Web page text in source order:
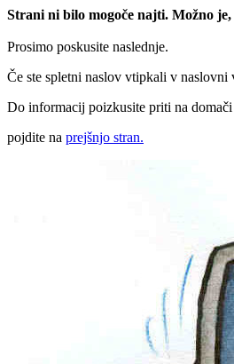
Strani ni bilo mogoče najti. Možno
Prosimo poskusite naslednje.
Če ste spletni naslov vtipkali v
Do informacij poizkusite priti na domači
pojdite na prejšnjo stran.